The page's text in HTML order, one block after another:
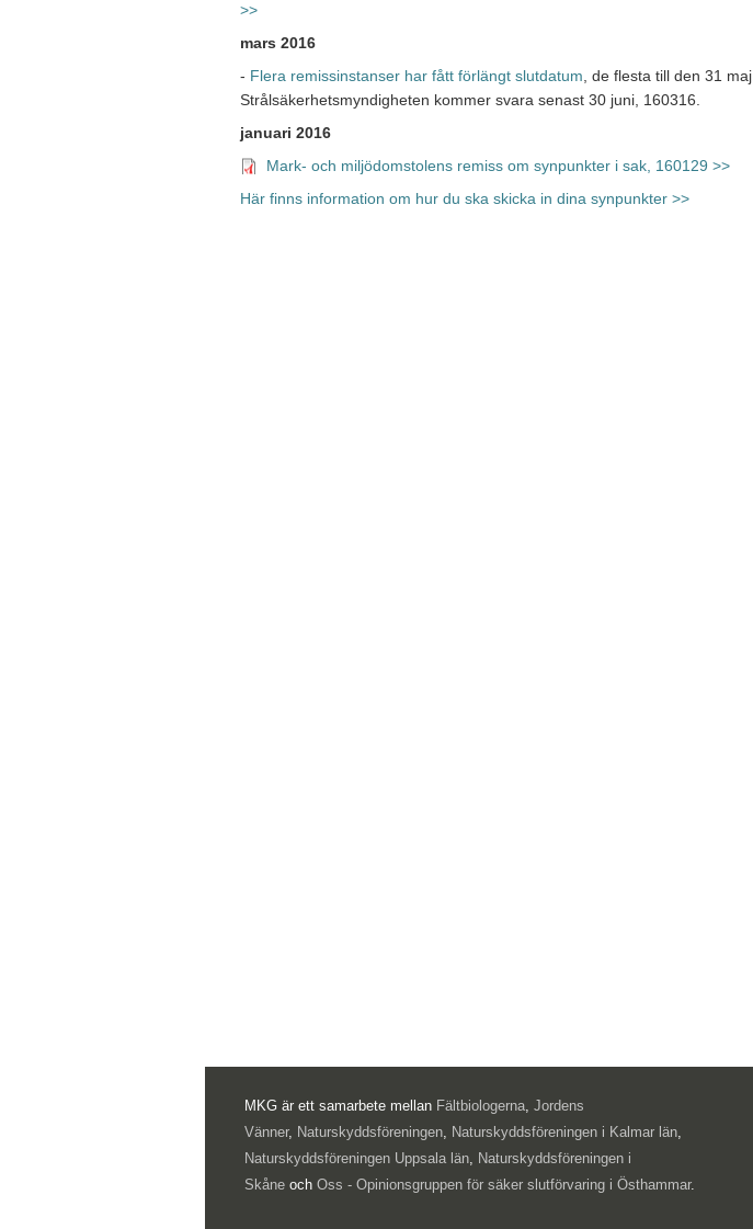
>>
mars 2016
- Flera remissinstanser har fått förlängt slutdatum , de flesta till den 31 maj.
Strålsäkerhetsmyndigheten kommer svara senast 30 juni, 160316.
januari 2016
Mark- och miljödomstolens remiss om synpunkter i sak, 160129 >>
Här finns information om hur du ska skicka in dina synpunkter >>
MKG är ett samarbete mellan Fältbiologerna Jordens
Vänner, Naturskyddsföreningen Naturskyddsföreningen i Kalmar län
Naturskyddsföreningen Uppsala län
Naturskyddsföreningen i
Skåne och Oss - Opinionsgruppen för säker slutförvaring i Östhammar.